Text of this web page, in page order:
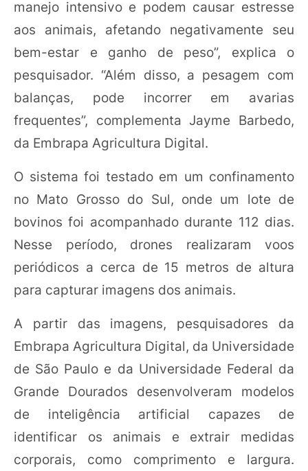
manejo intensivo e podem causar estresse
aos animais, afetando negativamente seu
bem-estar e ganho de peso”, explica o
pesquisador. “Além disso, a pesagem com
balanças, pode incorrer em avarias
frequentes”, complementa Jayme Barbedo,
da Embrapa Agricultura Digital.
O sistema foi testado em um confinamento
no Mato Grosso do Sul, onde um lote de
bovinos foi acompanhado durante 112 dias.
Nesse período, drones realizaram voos
periódicos a cerca de 15 metros de altura
para capturar imagens dos animais.
A partir das imagens, pesquisadores da
Embrapa Agricultura Digital, da Universidade
de São Paulo e da Universidade Federal da
Grande Dourados desenvolveram modelos
de inteligência artificial capazes de
identificar os animais e extrair medidas
corporais, como comprimento e largura.